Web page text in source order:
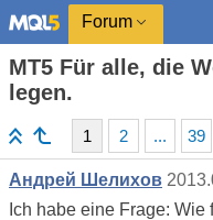
Forum
MT5 Für alle, die
legen.
1 2 ... 39
Андрей Шелихов
Ich habe eine Frage: Wie